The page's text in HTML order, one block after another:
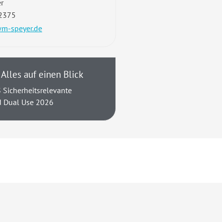
speyer.de
auf einen Blick
Sicherheitsrelevante
Dual Use 2026